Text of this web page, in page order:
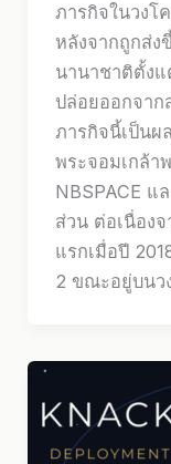
ภารกิจในวงโ
หลังจากถูกส่ง
นานาชาติตั้ง
ปล่อยออกจา
ภารกิจนี้เป็นผ
พระจอมเกล้า
NBSPACE แ
ส่วน ต่อเนื่อง
แรกเมื่อปี
2 ขณะอยู่บนว